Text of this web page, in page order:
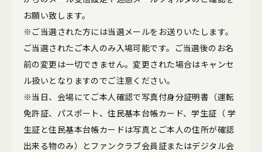
お願い致します。
※ご当選された方には当選メールをお送りいたします。
ご当選されたご本人のみ入場可能です。ご当選後のお名
前の変更は一切できません。変更された場合はキャンセ
ル扱いとなりますのでご注意ください。
※当日、会場にてご本人確認で写真付身分証明書（運転
免許証、パスポート、住民基本台帳カード、学生証（ 学
生証と住民基本台帳カードは写真とご本人の住所が確認
出来る物のみ）とファンクラブ会員証またはデジタル会